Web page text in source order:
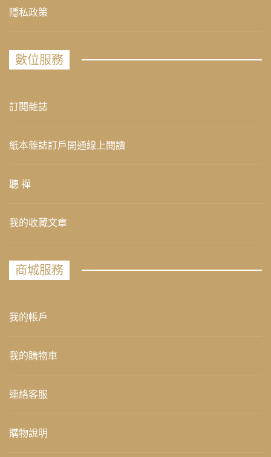
隱私政策
數位服務
訂閱雜誌
紙本雜誌訂戶開通線上閱讀
聽 禪
我的收藏文章
商城服務
我的帳戶
我的購物車
連絡客服
購物說明